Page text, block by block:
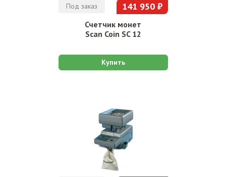
Под заказ 141 950 ₽
Счетчик монет
Scan Coin SC 12
Купить